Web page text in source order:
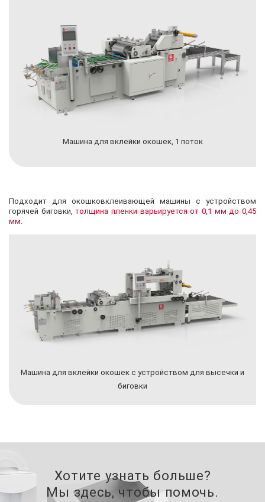
Машина для вклейки окошек, 1 поток
Подходит для окошковклеивающей машины с устройством
горячей биговки,толщина пленки варьируется от 0,1 мм до 0,45
мм.
Машина для вклейки окошек с устройством для высечки и
биговки
Хотите узнать больше?
Мы здесь, чтобы помочь.